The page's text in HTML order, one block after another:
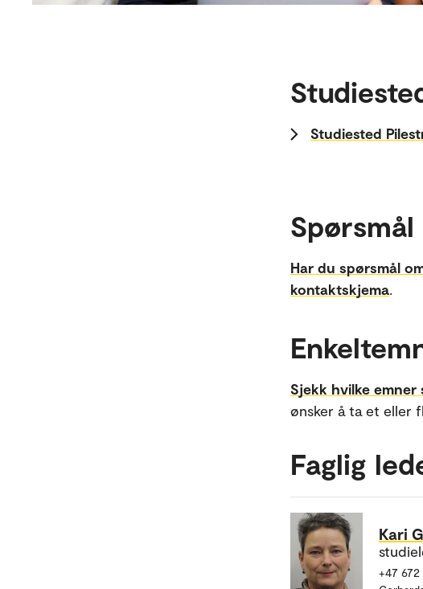
Studiested
Har du spørsmål
kontaktskjema.
Sjekk hvilke
ønsker å ta et eller
Faglig
Kari
+47 672